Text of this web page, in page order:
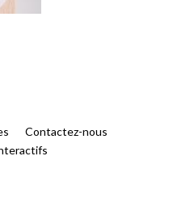
Contactez-nous